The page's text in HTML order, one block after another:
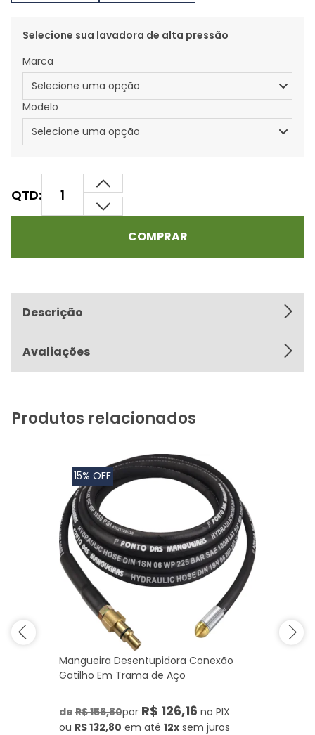
QTD:
COMPRAR
Selecione sua lavadora de alta pressão
Marca
Modelo
Descrição
Avaliações
Produtos relacionados
15% OFF
Mangueira Desentupidora Conexão
Gatilho Em Trama de Aço
de R$ 156,80por R$ 126,16 no PIX
ou R$ 132,80 em até 12x sem juros